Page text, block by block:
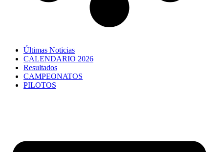
Últimas Noticias
CALENDARIO 2026
Resultados
CAMPEONATOS
PILOTOS